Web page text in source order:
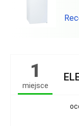
1
miejsce